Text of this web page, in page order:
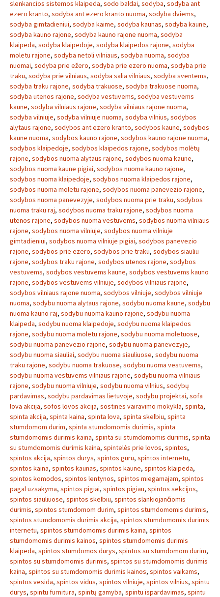
slenkancios sistemos klaipeda, sodo baldai, sodyba, sodyba ant
ezero kranto, sodyba ant ezero kranto nuoma, sodyba dviems,
sodyba gimtadieniui, sodyba kaime, sodyba kaunas, sodyba kaune,
sodyba kauno rajone, sodyba kauno rajone nuoma, sodyba
klaipeda, sodyba klaipedoje, sodyba klaipedos rajone, sodyba
moletu rajone, sodyba netoli vilniaus, sodyba nuoma, sodyba
nuomai, sodyba prie ežero, sodyba prie ezero nuoma, sodyba prie
traku, sodyba prie vilniaus, sodyba salia vilniaus, sodyba sventems,
sodyba traku rajone, sodyba trakuose, sodyba trakuose nuoma,
sodyba utenos rajone, sodyba vestuvems, sodyba vestuvems
kaune, sodyba vilniaus rajone, sodyba vilniaus rajone nuoma,
sodyba vilniuje, sodyba vilniuje nuoma, sodyba vilnius, sodybos
alytaus rajone, sodybos ant ezero kranto, sodybos kaune, sodybos
kaune nuoma, sodybos kauno rajone, sodybos kauno rajone nuoma,
sodybos klaipedoje, sodybos klaipedos rajone, sodybos molėtų
rajone, sodybos nuoma alytaus rajone, sodybos nuoma kaune,
sodybos nuoma kaune pigiai, sodybos nuoma kauno rajone,
sodybos nuoma klaipedoje, sodybos nuoma klaipedos rajone,
sodybos nuoma moletu rajone, sodybos nuoma panevezio rajone,
sodybos nuoma panevezyje, sodybos nuoma prie traku, sodybos
nuoma traku raj, sodybos nuoma traku rajone, sodybos nuoma
utenos rajone, sodybos nuoma vestuvems, sodybos nuoma vilniaus
rajone, sodybos nuoma vilniuje, sodybos nuoma vilniuje
gimtadieniui, sodybos nuoma vilniuje pigiai, sodybos panevezio
rajone, sodybos prie ezero, sodybos prie traku, sodybos siauliu
rajone, sodybos traku rajone, sodybos utenos rajone, sodybos
vestuvems, sodybos vestuvems kaune, sodybos vestuvems kauno
rajone, sodybos vestuvems vilniuje, sodybos vilniaus rajone,
sodybos vilniaus rajone nuoma, sodybos vilniuje, sodybos vilniuje
nuoma, sodybu nuoma alytaus rajone, sodybu nuoma kaune, sodybu
nuoma kauno raj, sodybu nuoma kauno rajone, sodybu nuoma
klaipeda, sodybu nuoma klaipedoje, sodybu nuoma klaipedos
rajone, sodybu nuoma moletu rajone, sodybu nuoma moletuose,
sodybu nuoma panevezio rajone, sodybu nuoma panevezyje,
sodybu nuoma siauliai, sodybu nuoma siauliuose, sodybu nuoma
traku rajone, sodybu nuoma trakuose, sodybu nuoma vestuvems,
sodybu nuoma vestuvems vilniaus rajone, sodybu nuoma vilniaus
rajone, sodybu nuoma vilniuje, sodybu nuoma vilnius, sodybų
pardavimas, sodybu pardavimas lietuvoje, sodybu projektai, sofa
lova akcija, sofos lovos akcija, sostines vairavimo mokykla, spinta,
spinta akcija, spinta kaina, spinta lova, spinta skelbiu, spinta
stumdomom durim, spinta stumdomomis durimis, spinta
stumdomomis durimis kaina, spinta su stumdomomis durimis, spinta
su stumdomomis durimis kaina, spintelės prie lovos, spintos,
spintos akcija, spintos durys, spintos guru, spintos internetu,
spintos kaina, spintos kaunas, spintos kaune, spintos klaipeda,
spintos komodos, spintos lentynos, spintos miegamajam, spintos
pagal uzsakyma, spintos pigiai, spintos pigiau, spintos sekcijos,
spintos siauliuose, spintos skelbiu, spintos slankiojančiomis
durimis, spintos stumdomom durim, spintos stumdomomis durimis,
spintos stumdomomis durimis akcija, spintos stumdomomis durimis
internetu, spintos stumdomomis durimis kaina, spintos
stumdomomis durimis kainos, spintos stumdomomis durimis
klaipeda, spintos stumdomos durys, spintos su stumdomom durim,
spintos su stumdomomis durimis, spintos su stumdomomis durimis
kaina, spintos su stumdomomis durimis kainos, spintos vaikams,
spintos vesida, spintos vidus, spintos vilniuje, spintos vilnius, spintu
durys, spintu furnitura, spintų gamyba, spintu ispardavimas, spintu